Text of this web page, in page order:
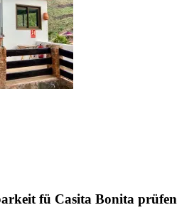
fü Casita Bonita prüfen